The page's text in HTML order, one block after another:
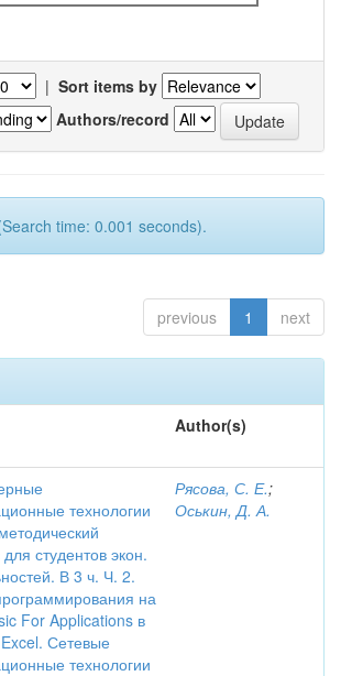
| Sort items by
Authors/record
time: 0.001 seconds).
previous 1 next
Author(s)
технологии
студентов экон.
В 3 ч. Ч. 2.
на
For Applications в
Сетевые
технологии
Рясова, С. Е.;
Оськин, Д. А.